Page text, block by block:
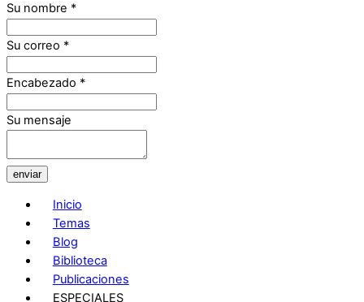
Su nombre *
Su correo *
Encabezado *
Su mensaje
enviar
Inicio
Temas
Blog
Biblioteca
Publicaciones
ESPECIALES